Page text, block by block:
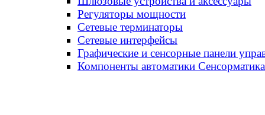
Регуляторы мощности
Сетевые терминаторы
Сетевые интерфейсы
Графические и сенсорные панели
Компоненты автоматики Сенсорматика